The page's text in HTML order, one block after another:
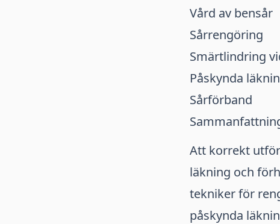
Vård av bensår
Sårrengöring
Smärtlindring
Påskynda
Sårförband
Att korrekt
läkning och
tekniker för
påskynda